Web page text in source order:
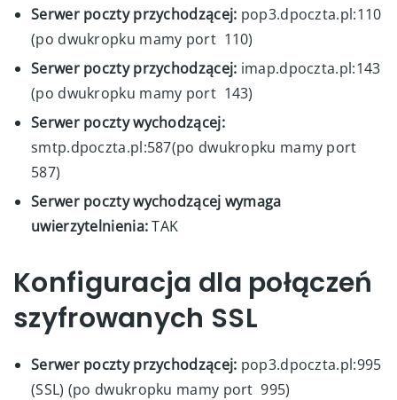
Serwer poczty przychodzącej: pop3.dpoczta.pl:110
(po dwukropku mamy port 110)
Serwer poczty przychodzącej: imap.dpoczta.pl:143
(po dwukropku mamy port 143)
Serwer poczty wychodzącej:
smtp.dpoczta.pl:587(po dwukropku mamy port
587)
Serwer poczty wychodzącej wymaga
uwierzytelnienia:TAK
Konfiguracja dla połączeń
szyfrowanych SSL
Serwer poczty przychodzącej: pop3.dpoczta.pl:995
(SSL) (po dwukropku mamy port 995)